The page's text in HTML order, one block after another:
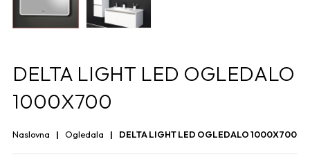
DELTA LIGHT LED OGLEDALO
1000X700
Naslovna Ogledala DELTA LIGHT LED OGLEDALO 1000X700